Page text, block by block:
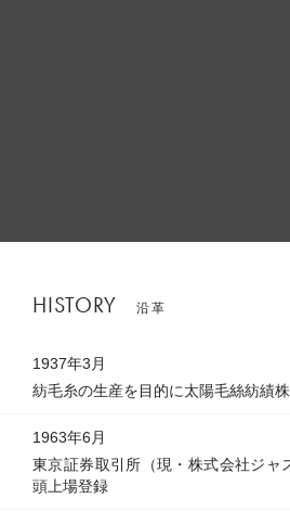
HISTORY 沿革
1937年3月
紡毛糸の生産を目的に太陽毛絲紡績
1963年6月
東京証券取引所（現・株式会社ジャ
頭上場登録